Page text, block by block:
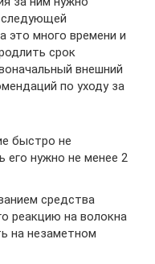
следующей
это много времени и
срок
внешний
по уходу за
быстро не
его нужно не менее 2
средства
реакцию на волокна
на незаметном